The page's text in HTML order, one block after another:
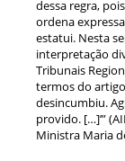
dessa regra,
ordena
estatui. Nesta
interpretação
Tribunais
termos do artigo
desincumbiu.
provido. […]’”
Ministra Maria